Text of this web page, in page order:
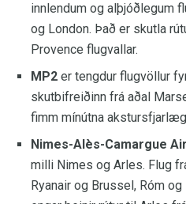
innlendum og alþjóðlegum
og London. Það er skutla
Provence flugvallar.
MP2 er tengdur flugvöllur
skutbifreiðinn frá aðal
fimm mínútna
Nimes-Alès-Camargue
milli Nimes og Arles. Flug
Ryanair og Brussel, Róm